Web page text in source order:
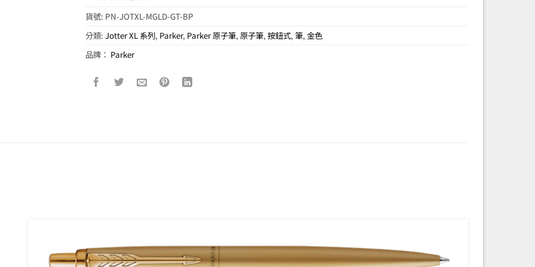
貨號: PN-JOTXL-MGLD-GT-BP
分類:Jotter XL 系列, Parker, Parker 原子筆, 原子筆,按鈕式,筆,金色
品牌： Parker